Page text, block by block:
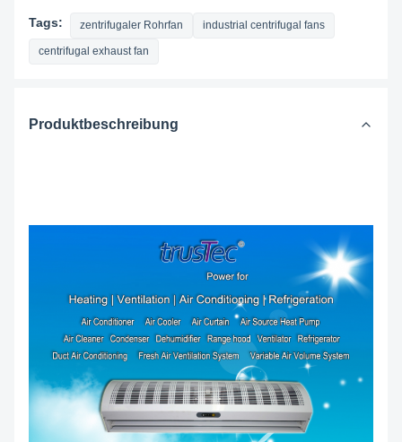
Tags: zentrifugaler Rohrfan industrial centrifugal fans
centrifugal exhaust fan
Produktbeschreibung